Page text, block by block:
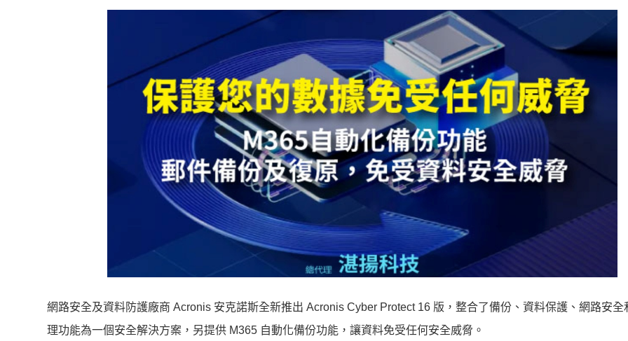
網路安全及資料防護廠商 Acronis 安克諾斯全新推出 Acronis Cyber Protect 16 版，整合了備份、資料保護、網路安全
理功能為一個安全解決方案，另提供 M365 自動化備份功能，讓資料免受任何安全威脅。